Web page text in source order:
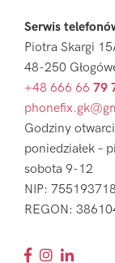
Serwis
Piotra Skargi
48-250
+48 666 66 79
Godziny
poniedziałek –
sobota 9-12
NIP:
REGON: